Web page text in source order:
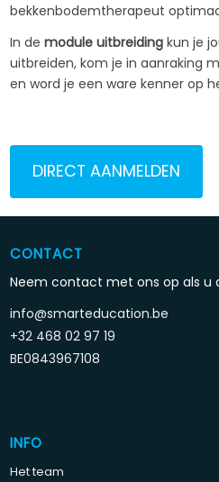
bekkenbodemtherapeut
In demodule uitbreiding kun je
uitbreiden, kom je in aanraking
en word je een ware kenner op
DIRECT AANMELDEN
CONTACT
Neem contact met ons op als u
info@smarteducation.be
+32 468 02 97 19
BE0843967108
INFO
Het team